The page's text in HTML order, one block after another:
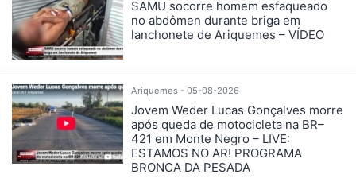
SAMU socorre homem esfaqueado
no abdômen durante briga em
lanchonete de Ariquemes – VÍDEO
Ariquemes - 05-08-2026
Jovem Weder Lucas Gonçalves morre
após queda de motocicleta na BR–
421 em Monte Negro – LIVE:
ESTAMOS NO AR! PROGRAMA
BRONCA DA PESADA